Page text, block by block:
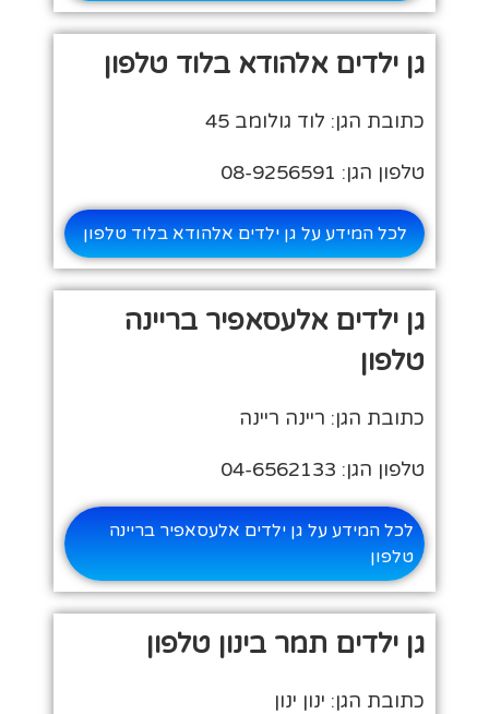
גן ילדים אלהודא בלוד טלפון
כתובת הגן: לוד גולומב 45
טלפון הגן: 08-9256591
לכל המידע על גן ילדים אלהודא בלוד טלפון
גן ילדים אלעסאפיר בריינה
טלפון
כתובת הגן: ריינה ריינה
טלפון הגן: 04-6562133
לכל המידע על גן ילדים אלעסאפיר בריינה
טלפון
גן ילדים תמר בינון טלפון
כתובת הגן: ינון ינון